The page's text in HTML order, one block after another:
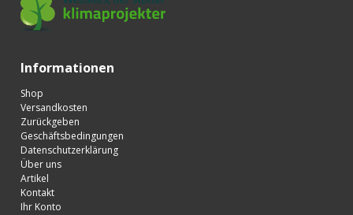
Informationen
Shop
Versandkosten
Zurückgeben
Geschäftsbedingungen
Datenschutzerklärung
Über uns
Artikel
Kontakt
Ihr Konto